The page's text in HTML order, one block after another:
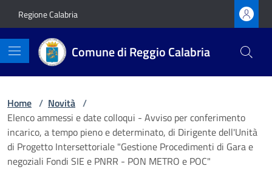
Regione Calabria
Comune di Reggio Calabria
Home / Novità /
Elenco ammessi e date colloqui - Avviso per conferimento
incarico, a tempo pieno e determinato, di Dirigente dell'Unità
di Progetto Intersettoriale "Gestione Procedimenti di Gara e
negoziali Fondi SIE e PNRR - PON METRO e POC"